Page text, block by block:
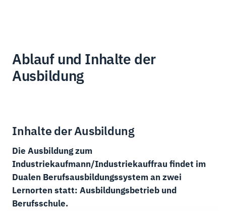
Ablauf und Inhalte der
Ausbildung
Inhalte der Ausbildung
Die Ausbildung zum
Industriekaufmann/Industriekauffrau findet im
Dualen Berufsausbildungssystem an zwei
Lernorten statt: Ausbildungsbetrieb und
Berufsschule.